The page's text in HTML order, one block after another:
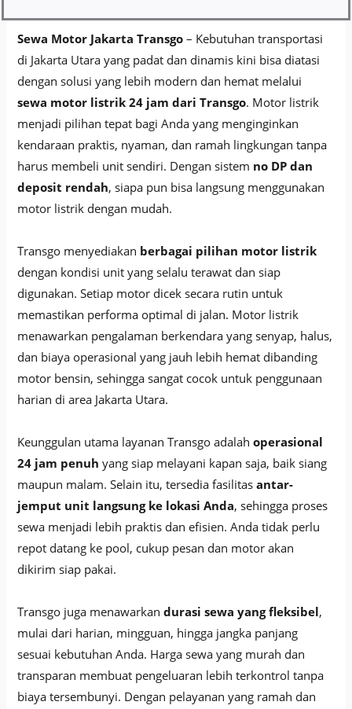
Sewa Motor Jakarta Transgo– Kebutuhan transportasi
di Jakarta Utara yang padat dan dinamis kini bisa diatasi
dengan solusi yang lebih modern dan hemat melalui
sewa motor listrik 24 jam dari Transgo. Motor listrik
menjadi pilihan tepat bagi Anda yang menginginkan
kendaraan praktis, nyaman, dan ramah lingkungan tanpa
harus membeli unit sendiri. Dengan sistem no DP dan
deposit rendah, siapa pun bisa langsung menggunakan
motor listrik dengan mudah.
Transgo menyediakan berbagai pilihan motor listrik
dengan kondisi unit yang selalu terawat dan siap
digunakan. Setiap motor dicek secara rutin untuk
memastikan performa optimal di jalan. Motor listrik
menawarkan pengalaman berkendara yang senyap, halus,
dan biaya operasional yang jauh lebih hemat dibanding
motor bensin, sehingga sangat cocok untuk penggunaan
harian di area Jakarta Utara.
Keunggulan utama layanan Transgo adalahoperasional
24 jam penuh yang siap melayani kapan saja, baik siang
maupun malam. Selain itu, tersedia fasilitasantar-
jemput unit langsung ke lokasi Anda, sehingga proses
sewa menjadi lebih praktis dan efisien. Anda tidak perlu
repot datang ke pool, cukup pesan dan motor akan
dikirim siap pakai.
Transgo juga menawarkandurasi sewa yang fleksibel,
mulai dari harian, mingguan, hingga jangka panjang
sesuai kebutuhan Anda. Harga sewa yang murah dan
transparan membuat pengeluaran lebih terkontrol tanpa
biaya tersembunyi. Dengan pelayanan yang ramah dan